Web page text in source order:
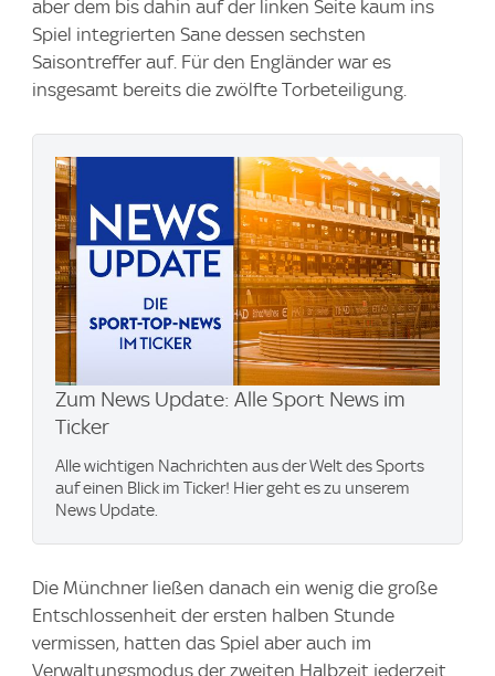
aber dem bis dahin auf der linken Seite kaum ins
Spiel integrierten Sane dessen sechsten
Saisontreffer auf. Für den Engländer war es
insgesamt bereits die zwölfte Torbeteiligung.
Zum News Update: Alle Sport News im
Ticker
Alle wichtigen Nachrichten aus der Welt des Sports
auf einen Blick im Ticker! Hier geht es zu unserem
News Update.
Die Münchner ließen danach ein wenig die große
Entschlossenheit der ersten halben Stunde
vermissen, hatten das Spiel aber auch im
Verwaltungsmodus der zweiten Halbzeit jederzeit